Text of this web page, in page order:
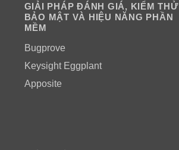
GIẢI PHÁP ĐÁNH GIÁ, KIỂM THỬ
BẢO MẬT VÀ HIỆU NĂNG PHẦN
MỀM
Bugprove
Keysight Eggplant
Apposite